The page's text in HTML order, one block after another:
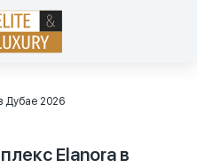
Дубае 2026
Elanora в